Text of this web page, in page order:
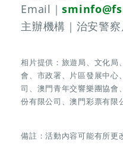
Email｜
主辦機構｜治安警察
相片提供：旅遊局、文化局
會、市政署、片區發展中心
司、澳門青年交響樂團協會
份有限公司、澳門彩票有限
備註：活動內容可能有所更